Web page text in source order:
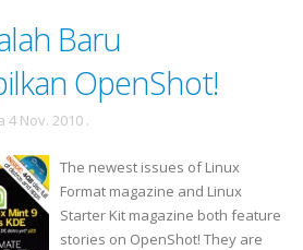
Baru
OpenShot!
4 Nov. 2010 .
The newest issues of Linux
Format magazine and Linux
Starter Kit magazine both feature
stories on OpenShot! They are